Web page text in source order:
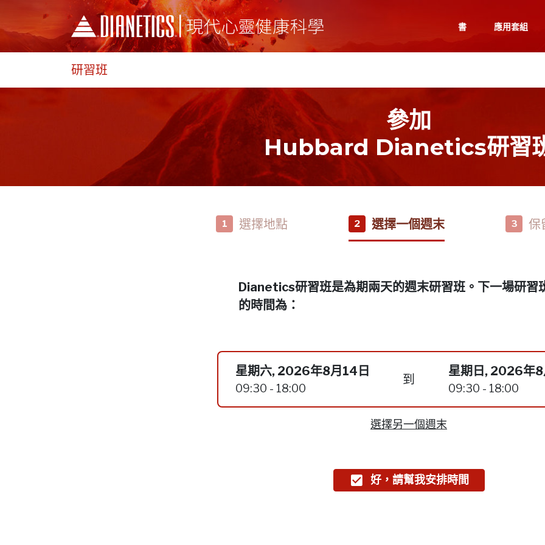
書 應用套組
研習班
參加
Hubbard Dianetics研習
1 選擇地點 2 選擇一個週末 3 保
Dianetics研習班是為期兩天的週末研習班。下一場研習
的時間為：
星期六, 2026年8月14日
09:30 - 18:00
到
星期日, 2026年8
09:30 - 18:00
選擇另一個週末
好，請幫我安排時間